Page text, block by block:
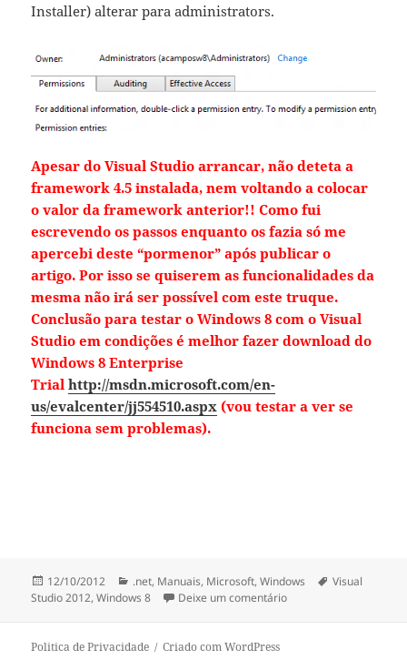
Installer) alterar para administrators.
Apesar do Visual Studio arrancar, não deteta a
framework 4.5 instalada, nem voltando a colocar
o valor da framework anterior!! Como fui
escrevendo os passos enquanto os fazia só me
apercebi deste “pormenor” após publicar o
artigo. Por isso se quiserem as funcionalidades da
mesma não irá ser possível com este truque.
Conclusão para testar o Windows 8 com o Visual
Studio em condições é melhor fazer download do
Windows 8 Enterprise
Trialhttp://msdn.microsoft.com/en-
us/evalcenter/jj554510.aspx (vou testar a ver se
funciona sem problemas).
Publicado
a
12/10/2012 Categorias
.net, Manuais, Microsoft,Windows Etiquetas
Visual
Studio 2012,Windows 8 Deixe um comentáriosobre Windows 8
Politica de Privacidade Criado com WordPress